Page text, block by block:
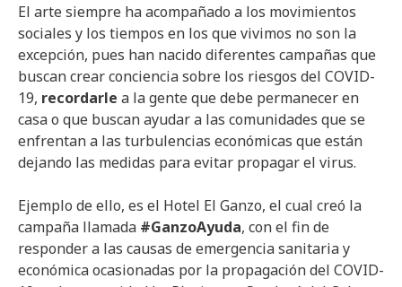
El arte siempre ha acompañado a los movimientos
sociales y los tiempos en los que vivimos no son la
excepción, pues han nacido diferentes campañas que
buscan crear conciencia sobre los riesgos del COVID-
19, recordarle a la gente que debe permanecer en
casa o que buscan ayudar a las comunidades que se
enfrentan a las turbulencias económicas que están
dejando las medidas para evitar propagar el virus.
Ejemplo de ello, es el Hotel El Ganzo, el cual creó la
campaña llamada #GanzoAyuda, con el fin de
responder a las causas de emergencia sanitaria y
económica ocasionadas por la propagación del COVID-